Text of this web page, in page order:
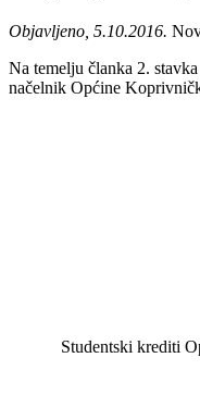
Objavljeno, 5.10.2016.
Na temelju članka 2.
načelnik Općine
Studentski krediti